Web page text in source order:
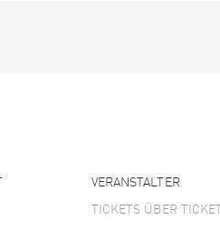
VERANSTALTER
TICKETS ÜBER